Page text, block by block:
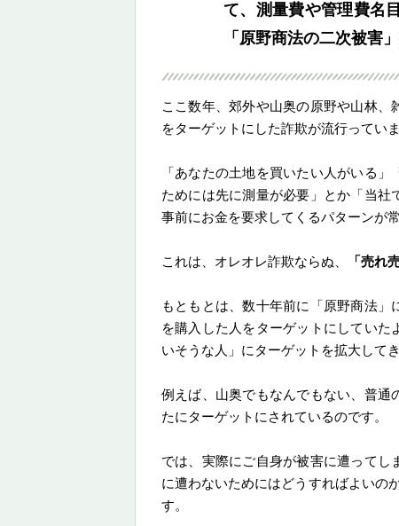
て、測量費や管理費名
「原野商法の二次被害
ここ数年、郊外や山奥の原野や山林、
をターゲットにした詐欺が流行っていま
「あなたの土地を買いたい人がいる
ためには先に測量が必要」とか「当社
事前にお金を要求してくるパターンが常
これは、オレオレ詐欺ならぬ、 「売れ
もともとは、数十年前に「原野商法
を購入した人をターゲットにしてい
いそうな人」にターゲットを拡大してき
例えば、山奥でもなんでもない、普通
たにターゲットにされているのです。
では、実際にご自身が被害に遭って
に遭わないためにはどうすればよいの
す。